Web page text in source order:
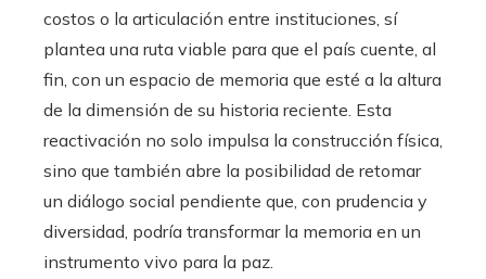
costos o la articulación entre instituciones, sí
plantea una ruta viable para que el país cuente, al
fin, con un espacio de memoria que esté a la altura
de la dimensión de su historia reciente. Esta
reactivación no solo impulsa la construcción física,
sino que también abre la posibilidad de retomar
un diálogo social pendiente que, con prudencia y
diversidad, podría transformar la memoria en un
instrumento vivo para la paz.